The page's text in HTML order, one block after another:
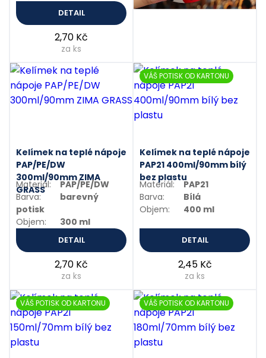
DETAIL
2,70 Kč
za ks
Kelímek na teplé nápoje
PAP/PE/DW
300ml/90mm ZIMA
GRASS
Materiál:
PAP/PE/DW
Barva:
barevný
potisk
Objem:
300 ml
DETAIL
2,70 Kč
za ks
VÁŠ POTISK OD KARTONU
Kelímek na teplé nápoje
PAP21 400ml/90mm bílý
bez plastu
Materiál:
PAP21
Barva:
Bílá
Objem:
400 ml
DETAIL
2,45 Kč
za ks
VÁŠ POTISK OD KARTONU VÁŠ POTISK OD KARTONU